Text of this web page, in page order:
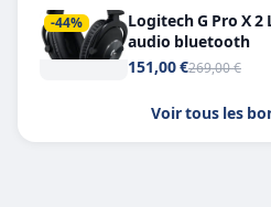
-44%
Logitech G Pro X
audio bluetooth
151,00 €269,00 €
Voir tous les